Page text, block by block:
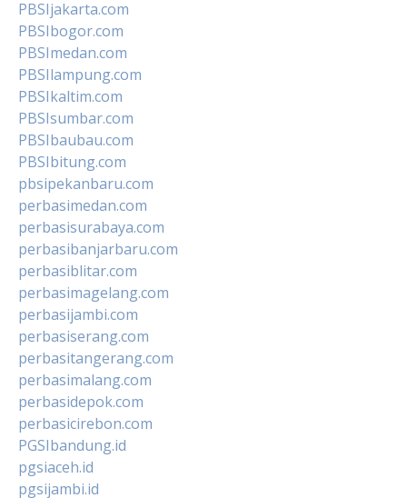
PBSIjakarta.com
PBSIbogor.com
PBSImedan.com
PBSIlampung.com
PBSIkaltim.com
PBSIsumbar.com
PBSIbaubau.com
PBSIbitung.com
pbsipekanbaru.com
perbasimedan.com
perbasisurabaya.com
perbasibanjarbaru.com
perbasiblitar.com
perbasimagelang.com
perbasijambi.com
perbasiserang.com
perbasitangerang.com
perbasimalang.com
perbasidepok.com
perbasicirebon.com
PGSIbandung.id
pgsiaceh.id
pgsijambi.id